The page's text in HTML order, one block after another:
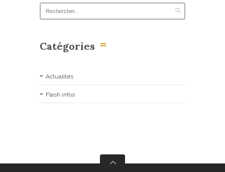
Catégories
Actualités
Flash infos